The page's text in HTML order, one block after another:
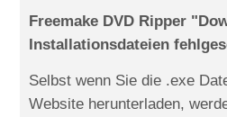
Freemake DVD Ripper
Installationsdateien
Selbst wenn Sie die .exe
Website herunterladen,